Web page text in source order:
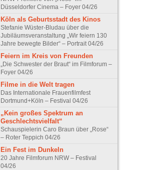
Düsseldorfer Cinema – Foyer 04/26
Köln als Geburtsstadt des Kinos
Stefanie Wüster-Bludau über die
Jubiläumsveranstaltung „Wir feiern 130
Jahre bewegte Bilder“ – Portrait 04/26
Feiern im Kreis von Freunden
„Die Schwester der Braut“ im Filmforum –
Foyer 04/26
Filme in die Welt tragen
Das Internationale Frauenfilmfest
Dortmund+Köln – Festival 04/26
„Kein großes Spektrum an
Geschlechtsvielfalt“
Schauspielerin Caro Braun über „Rose“
– Roter Teppich 04/26
Ein Fest im Dunkeln
20 Jahre Filmforum NRW – Festival
04/26